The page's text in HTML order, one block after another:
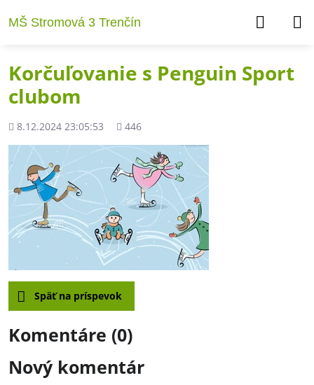
MŠ Stromová 3 Trenčín
Korčuľovanie s Penguin Sport
clubom
Pridané
8.12.2024 23:05:53
Počet
446
Späť na príspevok
Komentáre (0)
Nový komentár